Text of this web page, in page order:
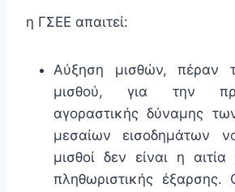
η ΓΣΕΕ απαιτεί:
Αύξηση μισθών, πέραν
μισθού, για την
αγοραστικής δύναμης
μεσαίων εισοδημάτων
μισθοί δεν είναι η
πληθωριστικής έξαρσης.